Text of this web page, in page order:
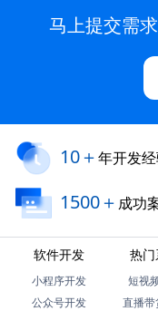
马上提交需
10＋年开发
1500＋ 成功
软件开发
小程序开发
公众号开发
热
短视
直播